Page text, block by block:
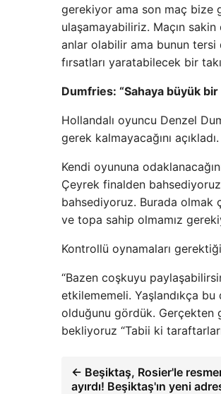
gerekiyor ama son maç bize
ulaşamayabiliriz. Maçın
anlar olabilir ama bunun
fırsatları yaratabilecek bir
Dumfries: “Sahaya büyük
Hollandalı oyuncu Denzel
gerek kalmayacağını açıkladı.
Kendi oyununa
Çeyrek finalden
bahsediyoruz. Burada olmak
ve topa sahip olmamız
Kontrollü oynamaları
“Bazen coşkuyu
etkilememeli. Yaşlandıkça
olduğunu gördük. Gerçekten
bekliyoruz “Tabii ki
← Beşiktaş, Rosier'le
ayırdı! Beşiktaş'ın yeni